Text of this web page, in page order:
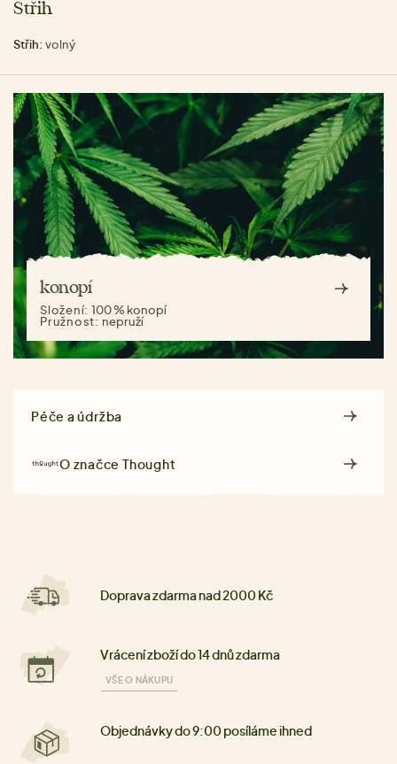
Střih
Střih: volný
konopí
Složení:100 % konopí
Pružnost: nepruží
Péče a údržba
O značceThought
Doprava zdarma nad 2000 Kč
Vrácení zboží do 14 dnů zdarma
VŠE O NÁKUPU
Objednávky do 9:00 posíláme ihned